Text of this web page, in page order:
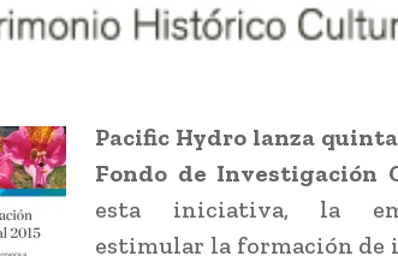
Pacific Hydro lanza
Fondo de Investigación
esta iniciativa, la
estimular la formación de